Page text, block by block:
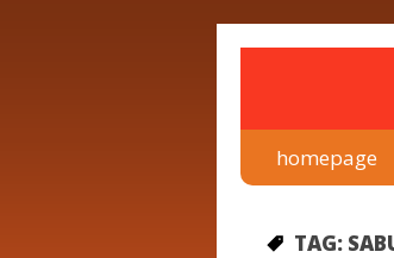
homepage
TAG: